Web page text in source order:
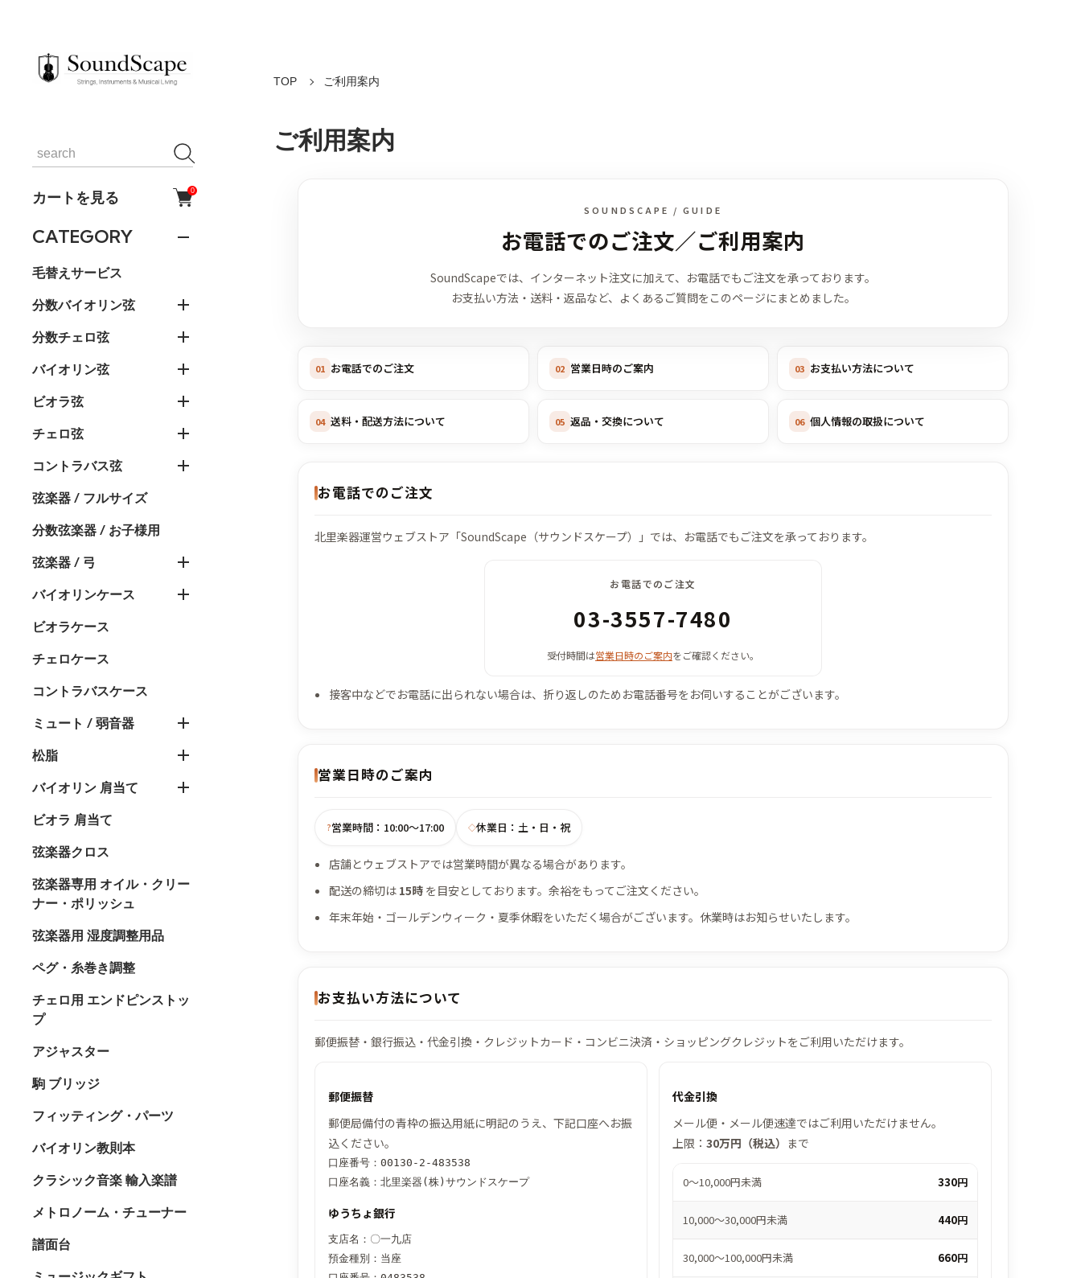
カートを見る 0
CATEGORY
毛替えサービス
分数バイオリン弦
分数チェロ弦
バイオリン弦
ビオラ弦
チェロ弦
コントラバス弦
弦楽器 / フルサイズ
分数弦楽器 / お子様用
弦楽器 / 弓
バイオリンケース
ビオラケース
チェロケース
コントラバスケース
ミュート / 弱音器
松脂
バイオリン 肩当て
ビオラ 肩当て
弦楽器クロス
弦楽器専用 オイル・クリー
ナー・ポリッシュ
弦楽器用 湿度調整用品
ペグ・糸巻き調整
チェロ用 エンドピンストッ
プ
アジャスター
駒 ブリッジ
フィッティング・パーツ
バイオリン教則本
クラシック音楽 輸入楽譜
メトロノーム・チューナー
譜面台
TOP ご利用案内
ご利用案内
SOUNDSCAPE / GUIDE
お電話でのご注文／ご利用案内
SoundScapeでは、インターネット注文に加えて、お電話でもご注文を承っております。
お支払い方法・送料・返品など、よくあるご質問をこのページにまとめました。
01 お電話でのご注文 02 営業日時のご案内 03 お支払い方法について
04 送料・配送方法について 05 返品・交換について 06 個人情報の取扱について
お電話でのご注文
北里楽器運営ウェブストア「SoundScape（サウンドスケープ）」では、お電話でもご注文を承っております。
お電話でのご注文
03-3557-7480
受付時間は営業日時のご案内をご確認ください。
接客中などでお電話に出られない場合は、折り返しのためお電話番号をお伺いすることがございます。
営業日時のご案内
?営業時間：10:00～17:00 ◇休業日：土・日・祝
店舗とウェブストアでは営業時間が異なる場合があります。
配送の締切は 15時を目安としております。余裕をもってご注文ください。
年末年始・ゴールデンウィーク・夏季休暇をいただく場合がございます。休業時はお知らせいたします。
お支払い方法について
郵便振替・銀行振込・代金引換・クレジットカード・コンビニ決済・ショッピングクレジットをご利用いただけます。
郵便振替
郵便局備付の青枠の振込用紙に明記のうえ、下記口座へお振
込ください。
口座番号：00130-2-483538
口座名義：北里楽器(株)サウンドスケープ
ゆうちょ銀行
支店名：〇一九店
預金種別：当座
代金引換
メール便・メール便速達ではご利用いただけません。
上限： 30万円（税込） まで
0～10,000円未満 330円
10,000～30,000円未満 440円
30,000～100,000円未満 660円